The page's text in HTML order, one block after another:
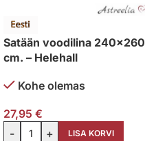
Satään voodilina 240×260
cm. – Helehall
Kohe olemas
27,95 €
-
+ LISA KORVI